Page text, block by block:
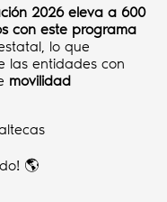
2026 eleva a 600
con este programa
lo que
las entidades con
movilidad
🌎